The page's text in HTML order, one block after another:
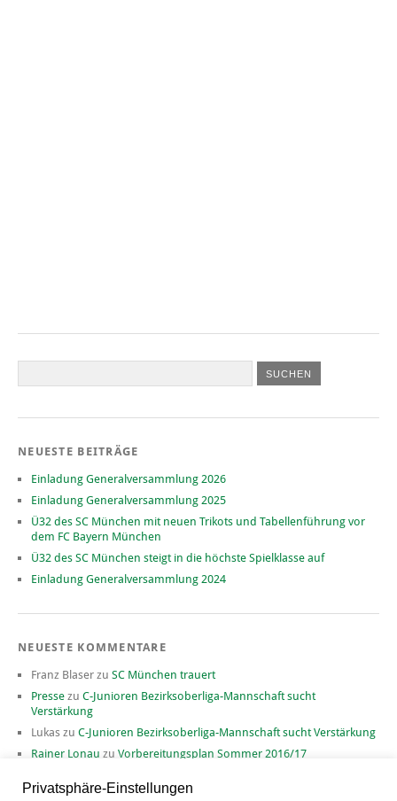
NEUESTE BEITRÄGE
Einladung Generalversammlung 2026
Einladung Generalversammlung 2025
Ü32 des SC München mit neuen Trikots und Tabellenführung vor
dem FC Bayern München
Ü32 des SC München steigt in die höchste Spielklasse auf
Einladung Generalversammlung 2024
NEUESTE KOMMENTARE
Franz Blaser zu SC München trauert
Presse zu C-Junioren Bezirksoberliga-Mannschaft sucht
Verstärkung
Lukas zu C-Junioren Bezirksoberliga-Mannschaft sucht Verstärkung
Rainer Lonau zu Vorbereitungsplan Sommer 2016/17
Privatsphäre-Einstellungen